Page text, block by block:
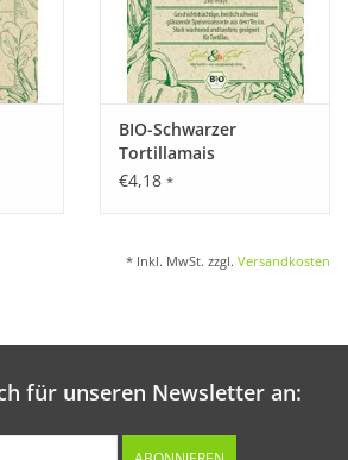
BIO-Schwarzer
Tortillamais
€4,18 *
* Inkl. MwSt. zzgl. Versandkosten
für unseren Newsletter an: